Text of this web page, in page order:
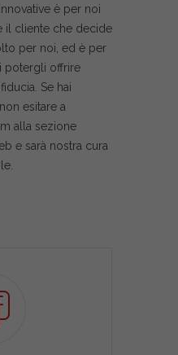
è per noi
il cliente che decide
per noi, ed è per
potergli offrire
Se hai
esitare a
alla sezione
e sarà nostra cura